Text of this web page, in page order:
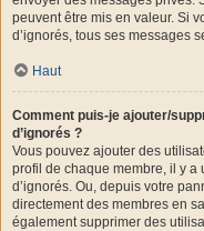
peuvent être mis en valeur. Si
d’ignorés, tous ses messages
Haut
Comment puis-je ajouter/
d’ignorés ?
Vous pouvez ajouter des
profil de chaque membre, il y a
d’ignorés. Ou, depuis votre
directement des membres en
également supprimer des